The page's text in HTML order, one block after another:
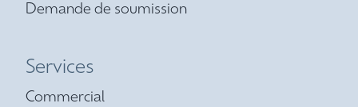
Demande de soumission
Services
Commercial